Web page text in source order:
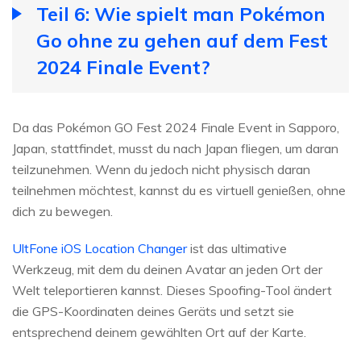
Teil 6: Wie spielt man Pokémon
Go ohne zu gehen auf dem Fest
2024 Finale Event?
Da das Pokémon GO Fest 2024 Finale Event in Sapporo,
Japan, stattfindet, musst du nach Japan fliegen, um daran
teilzunehmen. Wenn du jedoch nicht physisch daran
teilnehmen möchtest, kannst du es virtuell genießen, ohne
dich zu bewegen.
UltFone iOS Location Changerist das ultimative
Werkzeug, mit dem du deinen Avatar an jeden Ort der
Welt teleportieren kannst. Dieses Spoofing-Tool ändert
die GPS-Koordinaten deines Geräts und setzt sie
entsprechend deinem gewählten Ort auf der Karte.